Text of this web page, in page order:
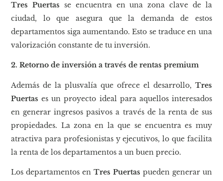
Tres Puertas se encuentra en una zona clave de la
ciudad, lo que asegura que la demanda de estos
departamentos siga aumentando. Esto se traduce en una
valorización constante de tu inversión.
2. Retorno de inversión a través de rentas premium
Además de la plusvalía que ofrece el desarrollo, Tres
Puertas es un proyecto ideal para aquellos interesados
en generar ingresos pasivos a través de la renta de sus
propiedades. La zona en la que se encuentra es muy
atractiva para profesionistas y ejecutivos, lo que facilita
la renta de los departamentos a un buen precio.
Los departamentos enTres Puertas pueden generar un